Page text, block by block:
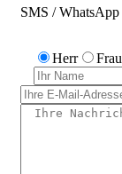
SMS / WhatsApp
Herr Frau